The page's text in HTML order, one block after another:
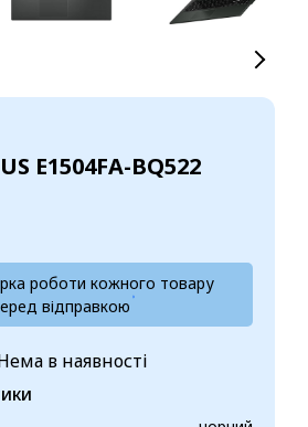
E1504FA-BQ522
роботи кожного товару
відправкою
в наявності